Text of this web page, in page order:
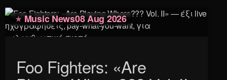
Music News08 Aug 2026
Foo Fighters: «Are